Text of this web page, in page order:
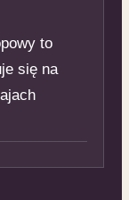
to
się na